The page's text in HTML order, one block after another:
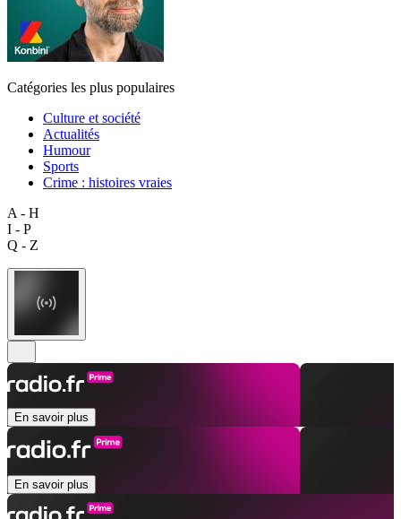
Catégories les plus populaires
Culture et société
Actualités
Humour
Sports
Crime : histoires vraies
A - H
I - P
Q - Z
En savoir plus
En savoir plus